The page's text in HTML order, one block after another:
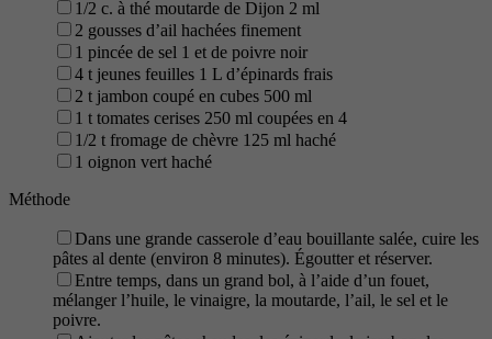
1/2 c. à thé moutarde de Dijon 2 ml
2 gousses d’ail hachées finement
1 pincée de sel 1 et de poivre noir
4 t jeunes feuilles 1 L d’épinards frais
2 t jambon coupé en cubes 500 ml
1 t tomates cerises 250 ml coupées en 4
1/2 t fromage de chèvre 125 ml haché
1 oignon vert haché
Méthode
Dans une grande casserole d’eau bouillante salée, cuire les
pâtes al dente (environ 8 minutes). Égoutter et réserver.
Entre temps, dans un grand bol, à l’aide d’un fouet,
mélanger l’huile, le vinaigre, la moutarde, l’ail, le sel et le
poivre.